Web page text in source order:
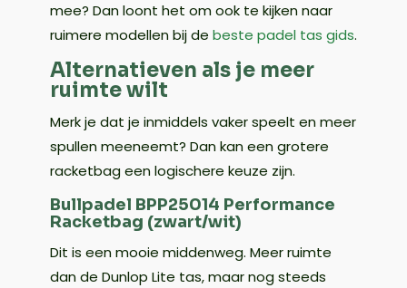
mee? Dan loont het om ook te kijken naar
ruimere modellen bij de beste padel tas gids.
Alternatieven als je meer
ruimte wilt
Merk je dat je inmiddels vaker speelt en meer
spullen meeneemt? Dan kan een grotere
racketbag een logischere keuze zijn.
Bullpadel BPP25014 Performance
Racketbag (zwart/wit)
Dit is een mooie middenweg. Meer ruimte
dan de Dunlop Lite tas, maar nog steeds